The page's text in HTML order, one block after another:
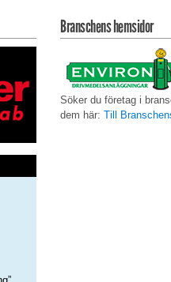
Branschens hemsidor
Söker du företag i
dem här: Till